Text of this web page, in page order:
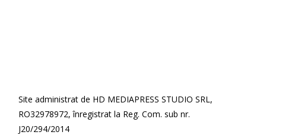
Site administrat de HD MEDIAPRESS STUDIO SRL,
RO32978972, înregistrat la Reg. Com. sub nr.
J20/294/2014